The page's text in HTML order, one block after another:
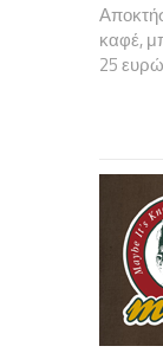
καφέ,
25 ευρώ